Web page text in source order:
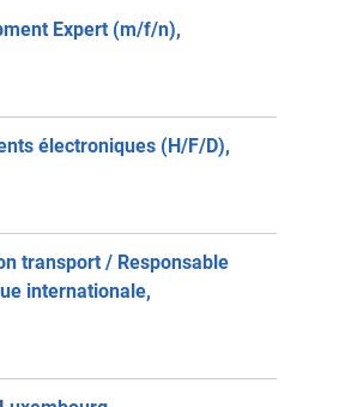
Expert (m/f/n),
électroniques (H/F/D),
transport / Responsable
internationale,